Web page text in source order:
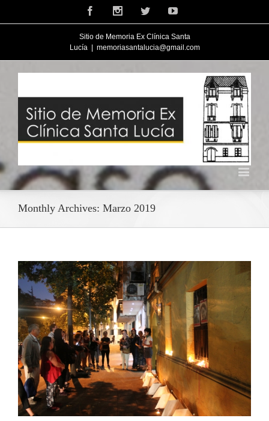
FacebookInstagramTwitterYoutube
Sitio de Memoria Ex Clínica Santa
Lucía
memoriasantalucia@gmail.com
Monthly Archives: Marzo 2019